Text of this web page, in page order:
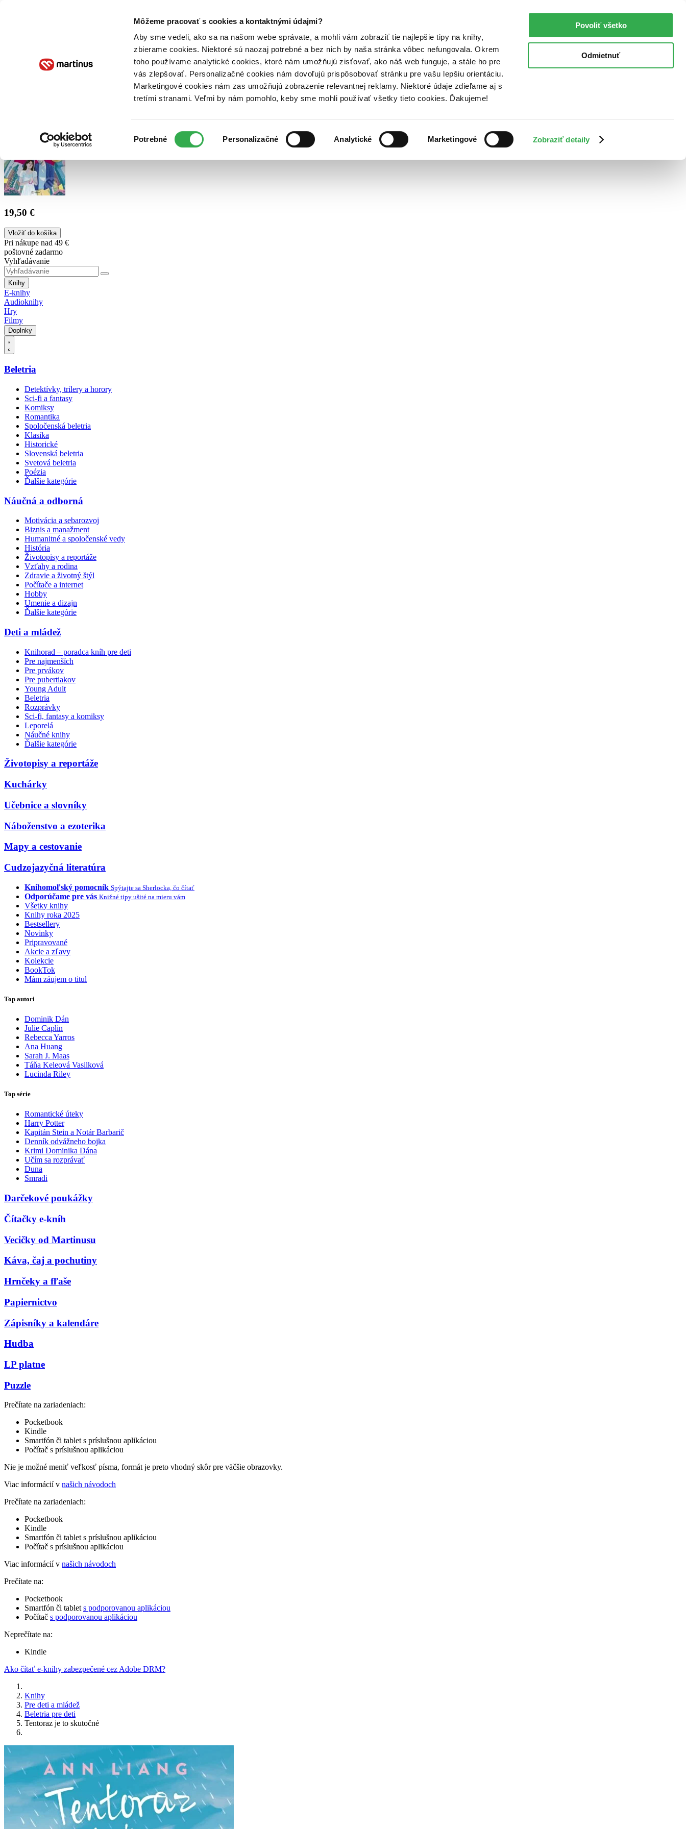
Môžeme pracovať s cookies a kontaktnými údajmi?
Aby sme vedeli, ako sa na našom webe správate, a mohli vám zobraziť tie najlepšie tipy na knihy,
zbierame cookies. Niektoré sú naozaj potrebné a bez nich by naša stránka vôbec nefungovala. Okrem
toho používame analytické cookies, ktoré nám umožňujú zisťovať, ako náš web funguje, a stále ho pre
vás zlepšovať. Personalizačné cookies nám dovoľujú prispôsobovať stránku pre vašu lepšiu orientáciu.
Marketingové cookies nám zas umožňujú zobrazenie relevantnej reklamy. Niektoré údaje zdieľame aj s
tretími stranami. Veľmi by nám pomohlo, keby sme mohli používať všetky tieto cookies. Ďakujeme!
súhlasu
Potrebné Personalizačné Analytické Marketingové Zobraziť detaily
Povoliť všetko
Odmietnuť
Poukážky Kontakt
19,50 €
Vložiť do košíka
Pri nákupe nad 49 €
poštovné zadarmo
Vyhľadávanie
Knihy
E-knihy
Audioknihy
Hry
Filmy
Doplnky
Beletria
Detektívky, trilery a horory
Sci-fi a fantasy
Komiksy
Romantika
Spoločenská beletria
Klasika
Historické
Slovenská beletria
Svetová beletria
Poézia
Ďalšie kategórie
Náučná a odborná
Motivácia a sebarozvoj
Biznis a manažment
Humanitné a spoločenské vedy
História
Životopisy a reportáže
Vzťahy a rodina
Zdravie a životný štýl
Počítače a internet
Hobby
Umenie a dizajn
Ďalšie kategórie
Deti a mládež
Knihorad – poradca kníh pre deti
Pre najmenších
Pre prvákov
Pre pubertiakov
Young Adult
Beletria
Rozprávky
Sci-fi, fantasy a komiksy
Leporelá
Náučné knihy
Ďalšie kategórie
Životopisy a reportáže
Kuchárky
Učebnice a slovníky
Náboženstvo a ezoterika
Mapy a cestovanie
Cudzojazyčná literatúra
Knihomoľský pomocník Spýtajte sa Sherlocka, čo čítať
Odporúčame pre vás Knižné tipy ušité na mieru vám
Všetky knihy
Knihy roka 2025
Bestsellery
Novinky
Pripravované
Akcie a zľavy
Kolekcie
BookTok
Mám záujem o titul
Top autori
Dominik Dán
Julie Caplin
Rebecca Yarros
Ana Huang
Sarah J. Maas
Táňa Keleová Vasilková
Lucinda Riley
Top série
Romantické úteky
Harry Potter
Kapitán Stein a Notár Barbarič
Denník odvážneho bojka
Krimi Dominika Dána
Učím sa rozprávať
Duna
Smradi
Darčekové poukážky
Čítačky e-kníh
Vecičky od Martinusu
Káva, čaj a pochutiny
Hrnčeky a fľaše
Papiernictvo
Zápisníky a kalendáre
Hudba
LP platne
Puzzle
Prečítate na zariadeniach:
Pocketbook
Kindle
Smartfón či tablet s príslušnou aplikáciou
Počítač s príslušnou aplikáciou
Nie je možné meniť veľkosť písma, formát je preto vhodný skôr pre väčšie obrazovky.
Viac informácií v našich návodoch
Prečítate na zariadeniach:
Pocketbook
Kindle
Smartfón či tablet s príslušnou aplikáciou
Počítač s príslušnou aplikáciou
Viac informácií v našich návodoch
Prečítate na:
Pocketbook
Smartfón či tablet s podporovanou aplikáciou
Počítač s podporovanou aplikáciou
Neprečítate na:
Kindle
Ako čítať e-knihy zabezpečené cez Adobe DRM?
Knihy
Pre deti a mládež
Beletria pre deti
Tentoraz je to skutočné